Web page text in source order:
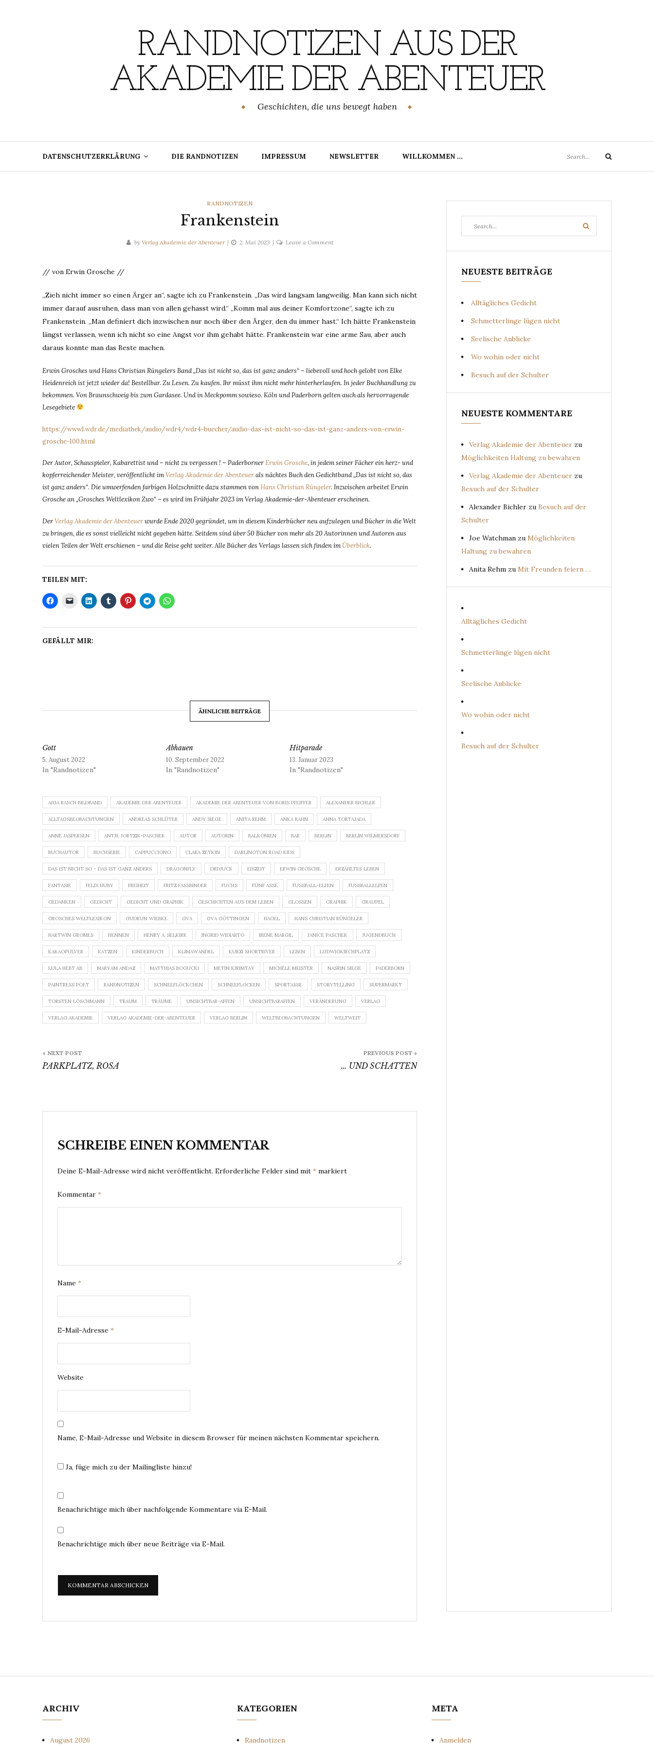
RANDNOTIZEN AUS DER
AKADEMIE DER ABENTEUER
Geschichten, die uns bewegt haben
DATENSCHUTZERKLÄRUNG DIE RANDNOTIZEN IMPRESSUM NEWSLETTER WILLKOMMEN …
for:
Search
CATEGORIES
RANDNOTIZEN
Frankenstein
by Verlag Akademie der Abenteuer 2. Mai 2023 Leave a Commenton
// von Erwin Grosche //
„Zieh nicht immer so einen Ärger an“, sagte ich zu Frankenstein. „Das wird langsam langweilig. Man kann sich nicht
immer darauf ausruhen, dass man von allen gehasst wird.“ „Komm mal aus deiner Komfortzone“, sagte ich zu
Frankenstein. „Man definiert dich inzwischen nur noch über den Ärger, den du immer hast.“ Ich hätte Frankenstein
längst verlassen, wenn ich nicht so eine Angst vor ihm gehabt hätte. Frankenstein war eine arme Sau, aber auch
daraus konnte man das Beste machen.
Erwin Grosches und Hans Christian Rüngelers Band „Das ist nicht so, das ist ganz anders“ – liebevoll und hoch gelobt von Elke
Heidenreich ist jetzt wieder da! Bestellbar. Zu Lesen. Zu kaufen. Ihr müsst ihm nicht mehr hinterherlaufen. In jeder Buchhandlung zu
bekommen. Von Braunschweig bis zum Gardasee. Und in Meckpomm sowieso. Köln und Paderborn gelten auch als hervorragende
Lesegebiete
https://www1.wdr.de/mediathek/audio/wdr4/wdr4-buecher/audio-das-ist-nicht-so-das-ist-ganz-anders-von-erwin-
grosche-100.html
Der Autor, Schauspieler, Kabarettist und – nicht zu vergessen ! – PaderbornerErwin Grosche, in jedem seiner Fächer ein herz- und
kopferreichender Meister, veröffentlicht imVerlag Akademie der Abenteuerals nächtes Buch den Gedichtband „Das ist nicht so, das
ist ganz anders“. Die umwerfenden farbigen Holzschnitte dazu stammen vonHans Christian Rüngeler. Inzwischen arbeitet Erwin
Grosche an „Grosches Weltlexikon Zwo“ – es wird im Frühjahr 2023 im Verlag Akademie-der-Abenteuer erscheinen.
DerVerlag Akademie der Abenteuerwurde Ende 2020 gegründet, um in diesem Kinderbücher neu aufzulegen und Bücher in die Welt
zu bringen, die es sonst vielleicht nicht gegeben hätte. Seitdem sind über 50 Bücher von mehr als 20 Autorinnen und Autoren aus
vielen Teilen der Welt erschienen – und die Reise geht weiter. Alle Bücher des Verlags lassen sich finden imÜberblick.
TEILEN MIT:
GEFÄLLT MIR:
ÄHNLICHE BEITRÄGE
Gott
5. August 2022
In "Randnotizen"
Abhauen
10. September 2022
In "Randnotizen"
Hitparade
13. Januar 2023
In "Randnotizen"
AIGA RASCH BILDBAND AKADEMIE DER ABENTEUER AKADEMIE DER ABENTEUER VON BORIS PFEIFFER ALEXANDER BICHLER
ALLTAGSBEOBACHTUNGEN ANDREAS SCHLÜTER ANDY SIEGE ANITA REHM ANKA RAHN ANNA TORTAJADA
ANNE JASPERSEN ANTJE JORTZIK-PASCHEK AUTOR AUTORIN BALKONIEN BAR BERLIN BERLIN WILMERSDORF
BUCHAUTOR BUCHSERIE CAPPUCCIONO CLARA ZETKIN DARLINGTON ROAD KIDS
DAS IST NICHT SO – DAS IST GANZ ANDERS DRAGONFLY DRDJUCK EISZEIT ERWIN GROSCHE ERZÄHLTES LEBEN
FANTASIE FELIX HUBY FREIHEIT FRITZ FASSBINDER FUCHS FÜNF ASSE FUSSBALL-ELFEN FUSSBALLELFEN
GEDANKEN GEDICHT GEDICHT UND GRAPHIK GESCHICHTEN AUS DEM LEBEN GLOSSEN GRAPHIK GRAUPEL
GROSCHES WELTLEXIKON GUDRUN WIEBKE GVA GVA GÖTTINGEN HAGEL HANS CHRISTIAN RÜNGELER
HARTWIN GROMES HENNEN HENRY A. SELKIRK INGRID WIDIARTO IRENE MARGIL JANICE PASCHEK JUGENDBUCH
KAKAOPULVER KATZEN KINDERBUCH KLIMAWANDEL KURZI SHORTRIVER LEBEN LUDWIGKIRCHPLATZ
LULA HEBT AB MARYAM ANDAZ MATTHIAS BOGUCKI METIN KIRIMTAY MICHÈLE MEISTER NASRIN SIEGE PADERBORN
PAINTRESS POET RANDNOTIZEN SCHNEEFLÖCKCHEN SCHNEEFLOCKEN SPORTASSE STORYTELLING SUPERMARKT
TORSTEN LÖSCHMANN TRAUM TRÄUME UNSICHTBAR-AFFEN UNSICHTBARAFFEN VERÄNDERUNG VERLAG
VERLAG AKADEMIE VERLAG AKADEMIE-DER-ABENTEUER VERLAG BERLIN WELTBEOBACHTUNGEN WELTWEIT
PREVIOUS POST »
… UND SCHATTEN
« NEXT POST
PARKPLATZ, ROSA
SCHREIBE EINEN KOMMENTAR
Deine E-Mail-Adresse wird nicht veröffentlicht. Erforderliche Felder sind mit * markiert
Kommentar *
Name *
E-Mail-Adresse *
Website
Name, E-Mail-Adresse und Website in diesem Browser für meinen nächsten Kommentar speichern.
Ja, füge mich zu der Mailingliste hinzu!
Benachrichtige mich über nachfolgende Kommentare via E-Mail.
Benachrichtige mich über neue Beiträge via E-Mail.
for:
Search
NEUESTE BEITRÄGE
Alltägliches Gedicht
Schmetterlinge lügen nicht
Seelische Anblicke
Wo wohin oder nicht
Besuch auf der Schulter
NEUESTE KOMMENTARE
Verlag Akademie der Abenteuer zu
Möglichkeiten Haltung zu bewahren
Verlag Akademie der Abenteuer zu
Besuch auf der Schulter
Alexander Bichler zu Besuch auf der
Schulter
Joe Watchman zu Möglichkeiten
Haltung zu bewahren
Anita Rehm zu Mit Freunden feiern …
Alltägliches Gedicht
Schmetterlinge lügen nicht
Seelische Anblicke
Wo wohin oder nicht
Besuch auf der Schulter
ARCHIV
August 2026
KATEGORIEN
Randnotizen
META
Anmelden